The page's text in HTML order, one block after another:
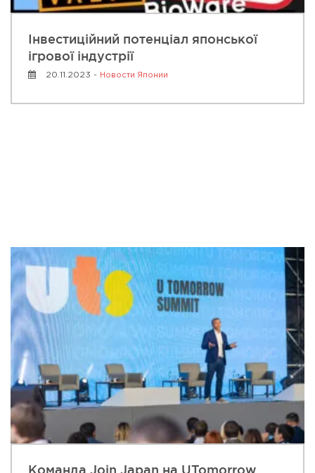
Інвестиційний потенціал японської
ігрової індустрії
20.11.2023 - Новости Японии
Команда Join Japan на UTomorrow